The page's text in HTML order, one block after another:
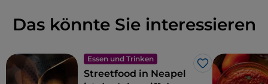
Das könnte Sie interessieren
Essen und Trinken
Like
Streetfood in Neapel